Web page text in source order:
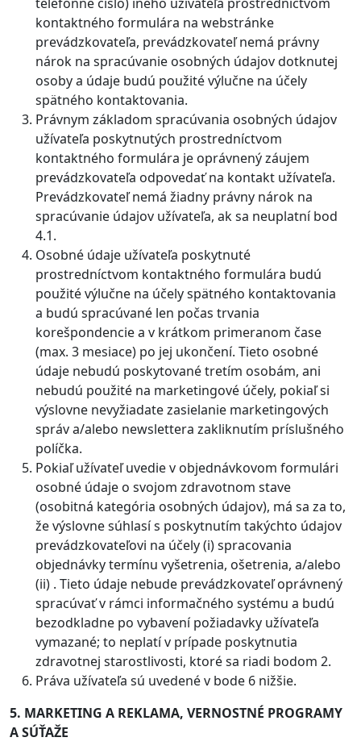
kontaktného formulára na webstránke
prevádzkovateľa, prevádzkovateľ nemá právny
nárok na spracúvanie osobných údajov dotknutej
osoby a údaje budú použité výlučne na účely
spätného kontaktovania.
Právnym základom spracúvania osobných údajov
užívateľa poskytnutých prostredníctvom
kontaktného formulára je oprávnený záujem
prevádzkovateľa odpovedať na kontakt užívateľa.
Prevádzkovateľ nemá žiadny právny nárok na
spracúvanie údajov užívateľa, ak sa neuplatní bod
4.1.
Osobné údaje užívateľa poskytnuté
prostredníctvom kontaktného formulára budú
použité výlučne na účely spätného kontaktovania
a budú spracúvané len počas trvania
korešpondencie a v krátkom primeranom čase
(max. 3 mesiace) po jej ukončení. Tieto osobné
údaje nebudú poskytované tretím osobám, ani
nebudú použité na marketingové účely, pokiaľ si
výslovne nevyžiadate zasielanie marketingových
správ a/alebo newslettera zakliknutím príslušného
políčka.
Pokiaľ užívateľ uvedie v objednávkovom formulári
osobné údaje o svojom zdravotnom stave
(osobitná kategória osobných údajov), má sa za to,
že výslovne súhlasí s poskytnutím takýchto údajov
prevádzkovateľovi na účely (i) spracovania
objednávky termínu vyšetrenia, ošetrenia, a/alebo
(ii) . Tieto údaje nebude prevádzkovateľ oprávnený
spracúvať v rámci informačného systému a budú
bezodkladne po vybavení požiadavky užívateľa
vymazané; to neplatí v prípade poskytnutia
zdravotnej starostlivosti, ktoré sa riadi bodom 2.
Práva užívateľa sú uvedené v bode 6 nižšie.
5. MARKETING A REKLAMA, VERNOSTNÉ PROGRAMY
A SÚŤAŽE